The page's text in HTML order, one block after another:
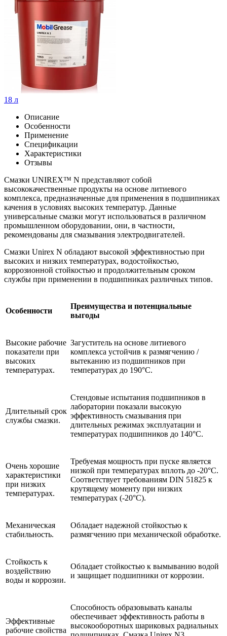
18 л
Описание
Особенности
Применение
Спецификации
Характеристики
Отзывы
Смазки UNIREX™ N представляют собой
высококачественные продукты на основе литиевого
комплекса, предназначенные для применения в подшипниках
качения в условиях высоких температур. Данные
универсальные смазки могут использоваться в различном
промышленном оборудовании, они, в частности,
рекомендованы для смазывания электродвигателей.
Смазки Unirex N обладают высокой эффективностью при
высоких и низких температурах, водостойкостью,
коррозионной стойкостью и продолжительным сроком
службы при применении в подшипниках различных типов.
Особенности
Преимущества и потенциальные
выгоды
Высокие рабочие
показатели при
высоких
температурах.
Загуститель на основе литиевого
комплекса устойчив к размягчению /
вытеканию из подшипников при
температурах до 190°C.
Длительный срок
службы смазки.
Стендовые испытания подшипников в
лаборатории показали высокую
эффективность смазывания при
длительных режимах эксплуатации и
температурах подшипников до 140°C.
Очень хорошие
характеристики
при низких
температурах.
Требуемая мощность при пуске является
низкой при температурах вплоть до -20°C.
Соответствует требованиям DIN 51825 к
крутящему моменту при низких
температурах (-20°C).
Механическая
стабильность.
Обладает надежной стойкостью к
размягчению при механической обработке.
Стойкость к
воздействию
воды и коррозии.
Обладает стойкостью к вымыванию водой
и защищает подшипники от коррозии.
Эффективные
рабочие свойства
Способность образовывать каналы
обеспечивает эффективность работы в
высокооборотных шариковых радиальных